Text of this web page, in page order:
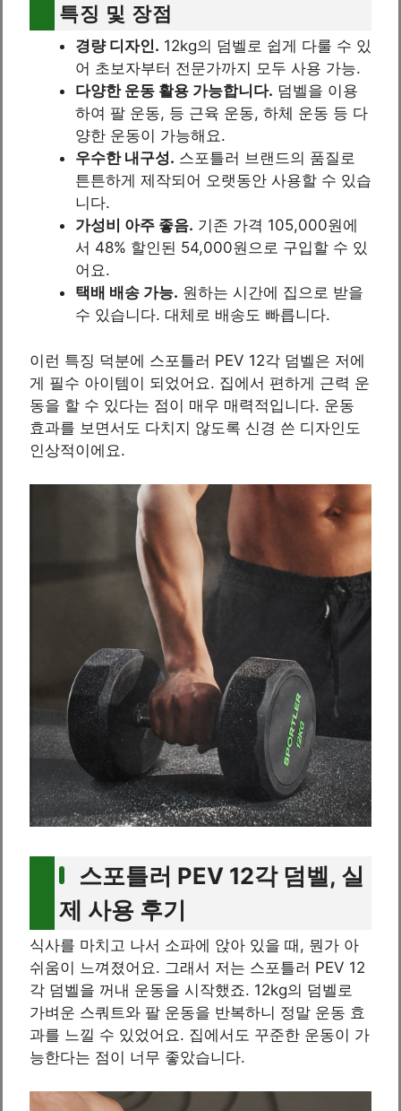
특징 및 장점
경량 디자인. 12kg의 덤벨로 쉽게 다룰 수 있
어 초보자부터 전문가까지 모두 사용 가능.
다양한 운동 활용 가능합니다. 덤벨을 이용
하여 팔 운동, 등 근육 운동, 하체 운동 등 다
양한 운동이 가능해요.
우수한 내구성. 스포틀러 브랜드의 품질로
튼튼하게 제작되어 오랫동안 사용할 수 있습
니다.
가성비 아주 좋음. 기존 가격 105,000원에
서 48% 할인된 54,000원으로 구입할 수 있
어요.
택배 배송 가능. 원하는 시간에 집으로 받을
수 있습니다. 대체로 배송도 빠릅니다.
이런 특징 덕분에 스포틀러 PEV 12각 덤벨은 저에
게 필수 아이템이 되었어요. 집에서 편하게 근력 운
동을 할 수 있다는 점이 매우 매력적입니다. 운동
효과를 보면서도 다치지 않도록 신경 쓴 디자인도
인상적이에요.
스포틀러 PEV 12각 덤벨, 실
제 사용 후기
식사를 마치고 나서 소파에 앉아 있을 때, 뭔가 아
쉬움이 느껴졌어요. 그래서 저는 스포틀러 PEV 12
각 덤벨을 꺼내 운동을 시작했죠. 12kg의 덤벨로
가벼운 스쿼트와 팔 운동을 반복하니 정말 운동 효
과를 느낄 수 있었어요. 집에서도 꾸준한 운동이 가
능한다는 점이 너무 좋았습니다.